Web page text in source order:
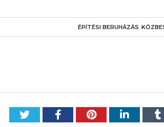
ÉPÍTÉSI BERUHÁZÁS,
TwitterFacebookPinterest